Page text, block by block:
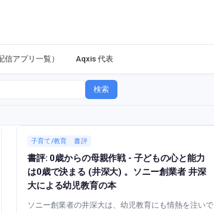
アプリ一覧） Aqxis 代表
検索
子育て/教育 書評
書評: 0歳からの母親作戦 - 子どもの心と能力
は0歳で決まる (井深大) 。ソニー創業者 井深
大による幼児教育の本
ソニー創業者の井深大は、幼児教育にも情熱を注いで